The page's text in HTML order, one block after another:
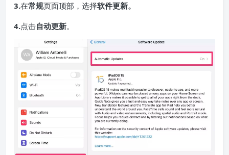
3.在常规页面顶部，选择软件更新。
4.点击自动更新。